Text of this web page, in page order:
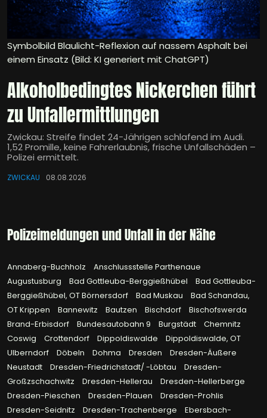
Symbolbild Blaulicht-Reflexion auf nassem Asphalt bei
einem Einsatz (Bild: KI generiert mit ChatGPT)
Alkoholbedingtes Nickerchen führt
zu Unfallermittlungen
Zwickau: Streife findet 24-Jährigen schlafend im Audi.
1,52 Promille, keine Fahrerlaubnis, frische Unfallschäden –
Polizei ermittelt.
ZWICKAU 08.08.2026
Polizeimeldungen und Unfall in der Nähe
Annaberg-Buchholz
Anschlussstelle Parthenaue
Augustusburg
Bad Gottleuba-Berggießhübel
Bad Gottleuba-
Berggießhübel, OT Börnersdorf
Bad Muskau
Bad Schandau,
OT Krippen
Bannewitz Bautzen Bischdorf
Bischofswerda
Brand-Erbisdorf
Bundesautobahn 9 Burgstädt
Chemnitz
Coswig
Crottendorf Dippoldiswalde
Dippoldiswalde, OT
Ulberndorf
Döbeln Dohma Dresden
Dresden-Äußere
Neustadt
Dresden-Friedrichstadt/ -Löbtau
Dresden-
Großzschachwitz
Dresden-Hellerau
Dresden-Hellerberge
Dresden-Pieschen
Dresden-Plauen
Dresden-Prohlis
Dresden-Seidnitz
Dresden-Trachenberge
Ebersbach-